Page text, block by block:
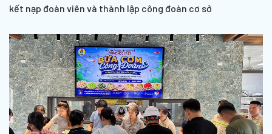
kết nạp đoàn viên và thành lập công đoàn cơ sở